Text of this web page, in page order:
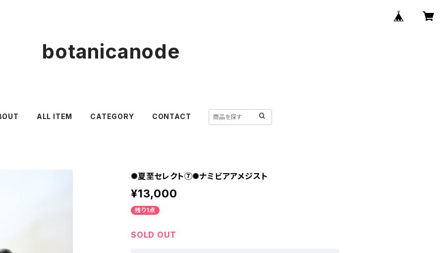
botanicanode
ALL ITEM CATEGORY CONTACT
✺夏至セレクト⑦✺ナミビアアメジスト
¥13,000
残り1点
SOLD OUT